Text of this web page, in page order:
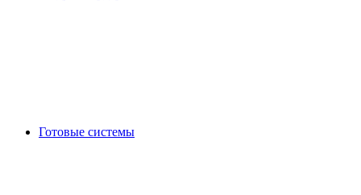
Готовые системы